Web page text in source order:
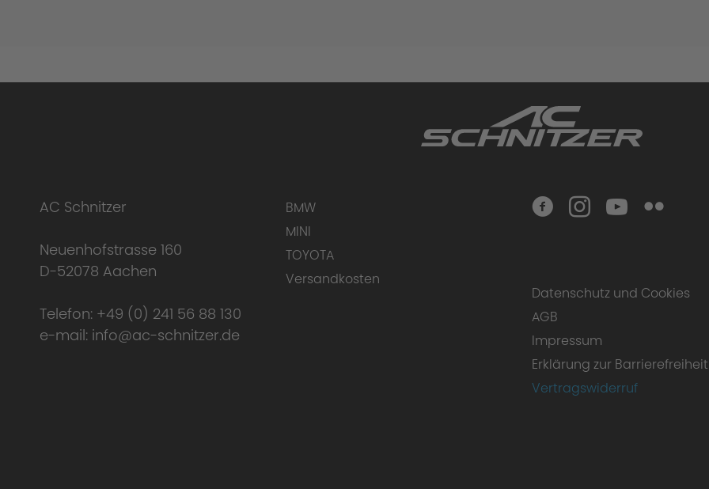
AC Schnitzer
Neuenhofstrasse 160
D-52078 Aachen
Telefon: +49 (0) 241 56 88 130
e-mail: info@ac-schnitzer.de
BMW
MINI
TOYOTA
Versandkosten
Datenschutz und Cookies
AGB
Impressum
Erklärung zur Barrierefreiheit
Vertragswiderruf